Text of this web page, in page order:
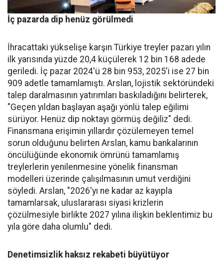
İç pazarda dip henüz görülmedi
İhracattaki yükselişe karşın Türkiye treyler pazarı yılın
ilk yarısında yüzde 20,4 küçülerek 12 bin 168 adede
geriledi. İç pa­zar 2024'ü 28 bin 953, 2025'i ise 27 bin
909 adetle tamamlamış­tı. Arslan, lojistik sektöründeki
talep daralmasının yatırımları baskıladığını belirterek,
"Geçen yıldan başlayan aşağı yönlü talep eğilimi
sürüyor. Henüz dip nok­tayı görmüş değiliz" dedi.
Finans­mana erişimin yıllardır çözüle­meyen temel
sorun olduğunu be­lirten Arslan, kamu bankalarının
öncülüğünde ekonomik ömrü­nü tamamlamış
treylerlerin ye­nilenmesine yönelik finansman
modelleri üzerinde çalışılması­nın umut verdiğini
söyledi. Ars­lan, "2026'yı ne kadar az kayıpla
tamamlarsak, uluslararası siya­si krizlerin
çözülmesiyle birlik­te 2027 yılına ilişkin beklentimiz bu
yıla göre daha olumlu" dedi.
Denetimsizlik haksız rekabeti büyütüyor